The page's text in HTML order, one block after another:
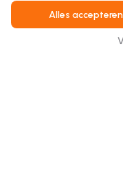
Alles accepteren